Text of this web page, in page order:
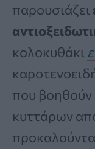
παρουσιάζει
κολοκυθάκι
που
κυττάρων